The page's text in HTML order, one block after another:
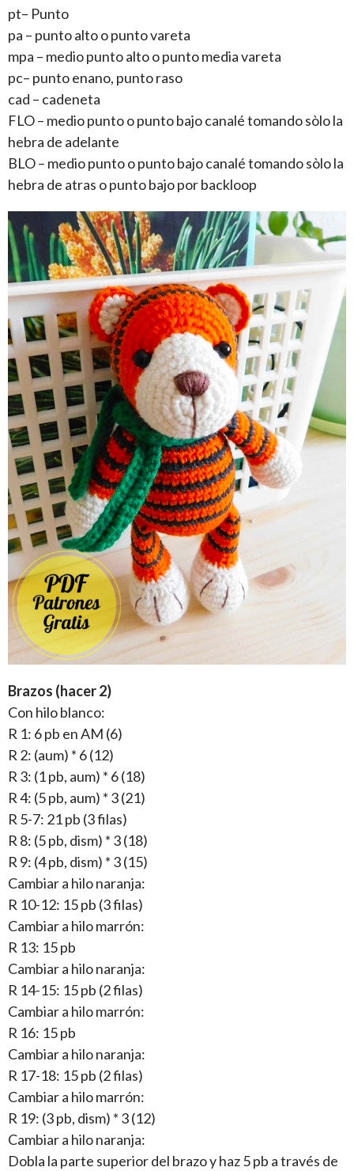
pt– Punto
pa – punto alto o punto vareta
mpa – medio punto alto o punto media vareta
pc– punto enano, punto raso
cad – cadeneta
FLO – medio punto o punto bajo canalé tomando sòlo la
hebra de adelante
BLO – medio punto o punto bajo canalé tomando sòlo la
hebra de atras o punto bajo por backloop
Brazos (hacer 2)
Con hilo blanco:
R 1: 6 pb en AM (6)
R 2: (aum) * 6 (12)
R 3: (1 pb, aum) * 6 (18)
R 4: (5 pb, aum) * 3 (21)
R 5-7: 21 pb (3 filas)
R 8: (5 pb, dism) * 3 (18)
R 9: (4 pb, dism) * 3 (15)
Cambiar a hilo naranja:
R 10-12: 15 pb (3 filas)
Cambiar a hilo marrón:
R 13: 15 pb
Cambiar a hilo naranja:
R 14-15: 15 pb (2 filas)
Cambiar a hilo marrón:
R 16: 15 pb
Cambiar a hilo naranja:
R 17-18: 15 pb (2 filas)
Cambiar a hilo marrón:
R 19: (3 pb, dism) * 3 (12)
Cambiar a hilo naranja:
Dobla la parte superior del brazo y haz 5 pb a través de